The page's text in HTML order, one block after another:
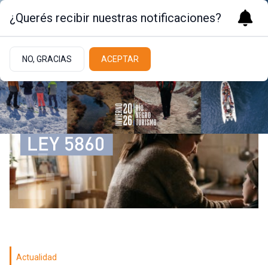
Actualidad
¿Querés recibir nuestras notificaciones?
NO, GRACIAS ACEPTAR